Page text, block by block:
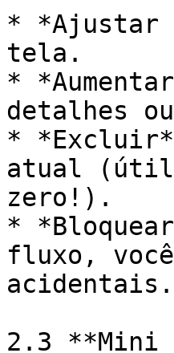
* *Ajustar
tela.
*
detalhes
*
atual (útil
zero!).
*
fluxo,
acidentais.
2.3 **Mini